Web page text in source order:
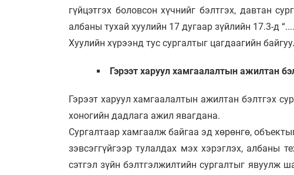
гүйцэтгэх боловсон хүчнийг бэлтгэх, давтан
албаны тухай хуулийн 17 дугаар зүйлийн 17.3-д
Хуулийн хүрээнд тус сургалтыг цагдаагийн
Гэрээт харуул хамгаалалтын ажилтан
Гэрээт харуул хамгаалалтын ажилтан бэлтгэх
хоногийн дадлага ажил явагдана.
Сургалтаар хамгаалж байгаа эд хөрөнгө,
зэвсэггүйгээр тулалдах мэх хэрэглэх, албаны
сэтгэл зүйн бэлтгэлжилтийн сургалтыг явуулж